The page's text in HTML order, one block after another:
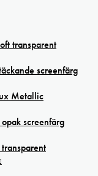
transparent
screenfärg
Metallic
screenfärg